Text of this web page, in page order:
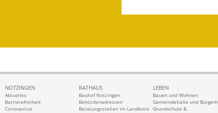
NOTZINGEN
Aktuelles
Barrierefreiheit
Coronavirus
RATHAUS
Bauhof Notzingen
Behördenadressen
Beratungsstellen im Landkreis
LEBEN
Bauen und Wohnen
Gemeindehalle und
Grundschule &